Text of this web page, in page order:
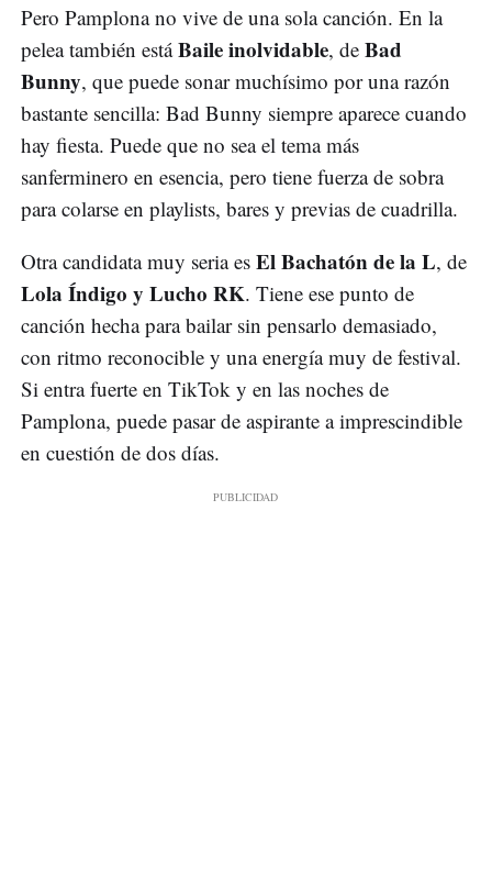
Pero Pamplona no vive de una sola canción. En la
pelea también estáBaile inolvidable, de Bad
Bunny, que puede sonar muchísimo por una razón
bastante sencilla: Bad Bunny siempre aparece cuando
hay fiesta. Puede que no sea el tema más
sanferminero en esencia, pero tiene fuerza de sobra
para colarse en playlists, bares y previas de cuadrilla.
Otra candidata muy seria es El Bachatón de la L, de
Lola Índigo y Lucho RK. Tiene ese punto de
canción hecha para bailar sin pensarlo demasiado,
con ritmo reconocible y una energía muy de festival.
Si entra fuerte en TikTok y en las noches de
Pamplona, puede pasar de aspirante a imprescindible
en cuestión de dos días.